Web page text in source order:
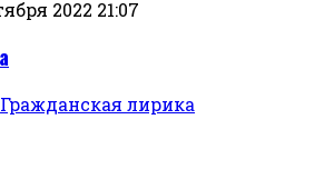
2022 21:07
Гражданская лирика